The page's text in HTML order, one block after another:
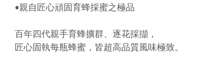
•親自匠心頑固育蜂採蜜之極品
百年四代親手育蜂擴群、逐花採擷，
匠心固執每瓶蜂蜜，皆超高品質風味極致。